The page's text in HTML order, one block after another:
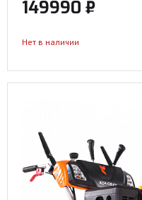
149990 ₽
Нет в наличии